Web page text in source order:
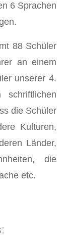
6 Sprachen
88 Schüler
an einem
unserer 4.
die Schüler
Kulturen,
Länder,
die
etc.